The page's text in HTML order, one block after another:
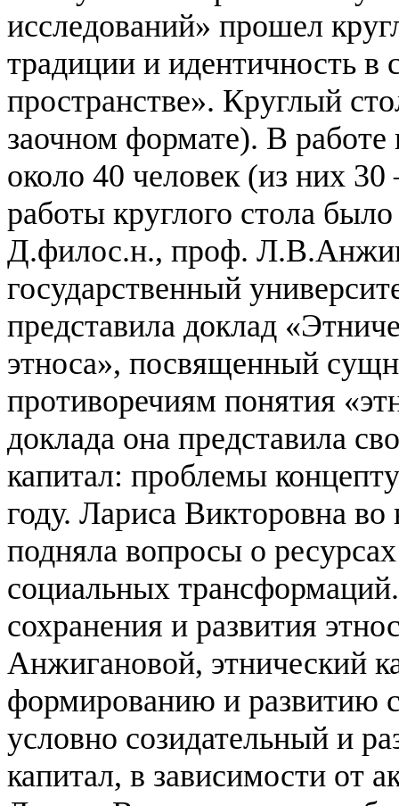
исследований» прошел
традиции и идентичность в
пространстве». Круглый
заочном формате). В работе
около 40 человек (из них
работы круглого стола
Д.филос.н., проф.
государственный
представила доклад
этноса», посвященный
противоречиям понятия
доклада она представила
капитал: проблемы
году. Лариса Викторовна
подняла вопросы о
социальных
сохранения и развития
Анжигановой, этнический
формированию и развитию
условно созидательный и
капитал, в зависимости от